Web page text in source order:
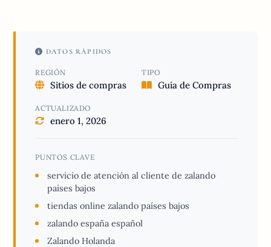
DATOS RÁPIDOS
REGIÓN
Sitios de compras
TIPO
Guía de Compras
ACTUALIZADO
enero 1, 2026
PUNTOS CLAVE
servicio de atención al cliente de zalando
países bajos
tiendas online zalando países bajos
zalando españa español
Zalando Holanda